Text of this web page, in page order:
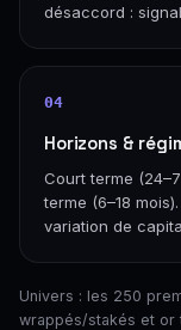
désaccord :
04
Horizons &
Court terme
terme (6–18
variation de
Univers : les 250
wrappés/stakés et or